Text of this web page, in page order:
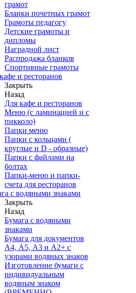
грамот
Бланки почетных грамот
Грамоты педагогу
Детские грамоты и
дипломы
Наградной лист
Распродажа бланков
Спортивные грамоты
и ресторанов
Закрыть
Назад
Для кафе и ресторанов
Меню (с ламинацией и с
пикколо)
Папки меню
Папки с кольцами (
круглые и D - образные)
Папки с файлами на
болтах
Папки-меню и папки-
счета для ресторанов
с водяными знаками
Закрыть
Назад
Бумага с водяными
знаками
Бумага для документов
А4, А5, А3 и А2+ с
узорами водяных знаков
Изготовление бумаги с
индивидуальным
водяным знаком